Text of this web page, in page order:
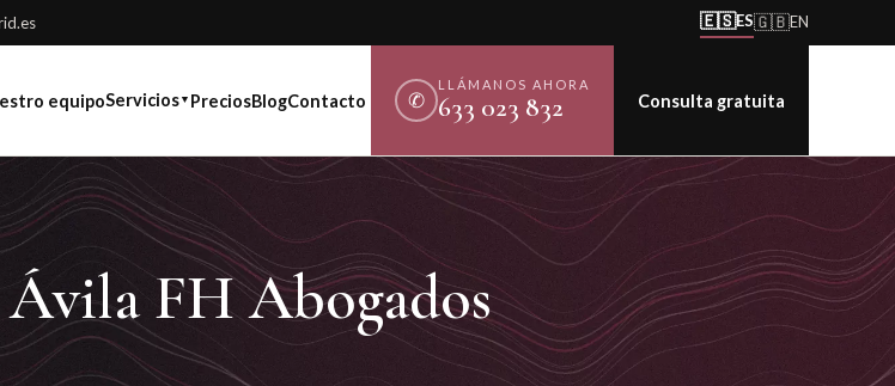
🇪🇸ES🇬🇧EN
equipoServicios▼ PreciosBlogContacto ✆
LLÁMANOS AHORA
633 023 832 Consulta gratuita
Ávila FH Abogados